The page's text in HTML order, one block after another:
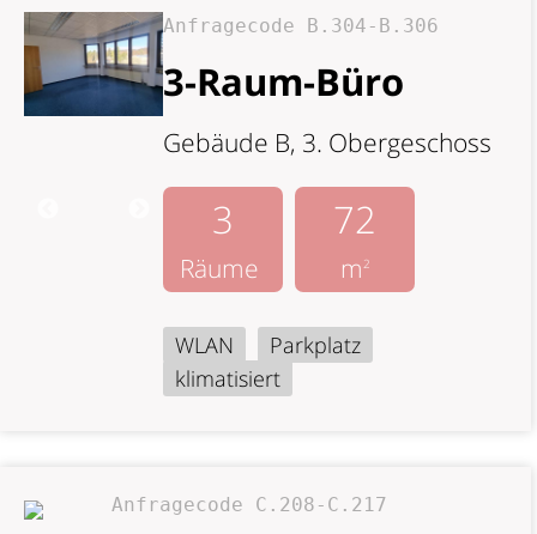
Anfragecode B.304-B.306
3-Raum-Büro
Gebäude B, 3. Obergeschoss
3
Räume
72
m2
WLAN
Parkplatz
klimatisiert
Anfragecode C.208-C.217